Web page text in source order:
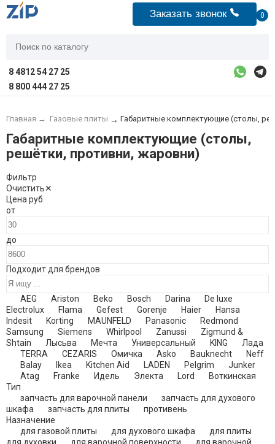
Заказать звонок 0
8 4812 54 27 25
8 800 444 27 25
Главная → Газовые плиты → Габаритные комплектующие (столы,
Габаритные комплектующие (столы,
решётки, противни, жаровни)
Фильтр
Очистить✕
Цена руб.
от
до
Подходит для брендов
AEG Ariston Beko Bosch Darina
De luxe
Electrolux
Flama Gefest Gorenje Haier
Hansa
Indesit
Korting MAUNFELD Panasonic
Redmond
Samsung
Siemens Whirlpool Zanussi
Zigmund &
Shtain
Лысьва Мечта Универсальный KING
Лада
TERRA
CEZARIS Омичка Asko Bauknecht
Neff
Balay
Ikea Kitchen Aid LADEN Pelgrim
Junker
Atag
Franke Идель Электа Lord
Воткинская
Тип
запчасть для варочной панели
запчасть для духового
шкафа
запчасть для плиты
противень
Назначение
для газовой плиты
для духового шкафа
для плиты